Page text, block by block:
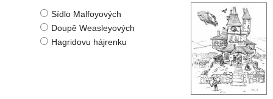
Sídlo Malfoyových
Doupě Weasleyových
Hagridovu hájrenku